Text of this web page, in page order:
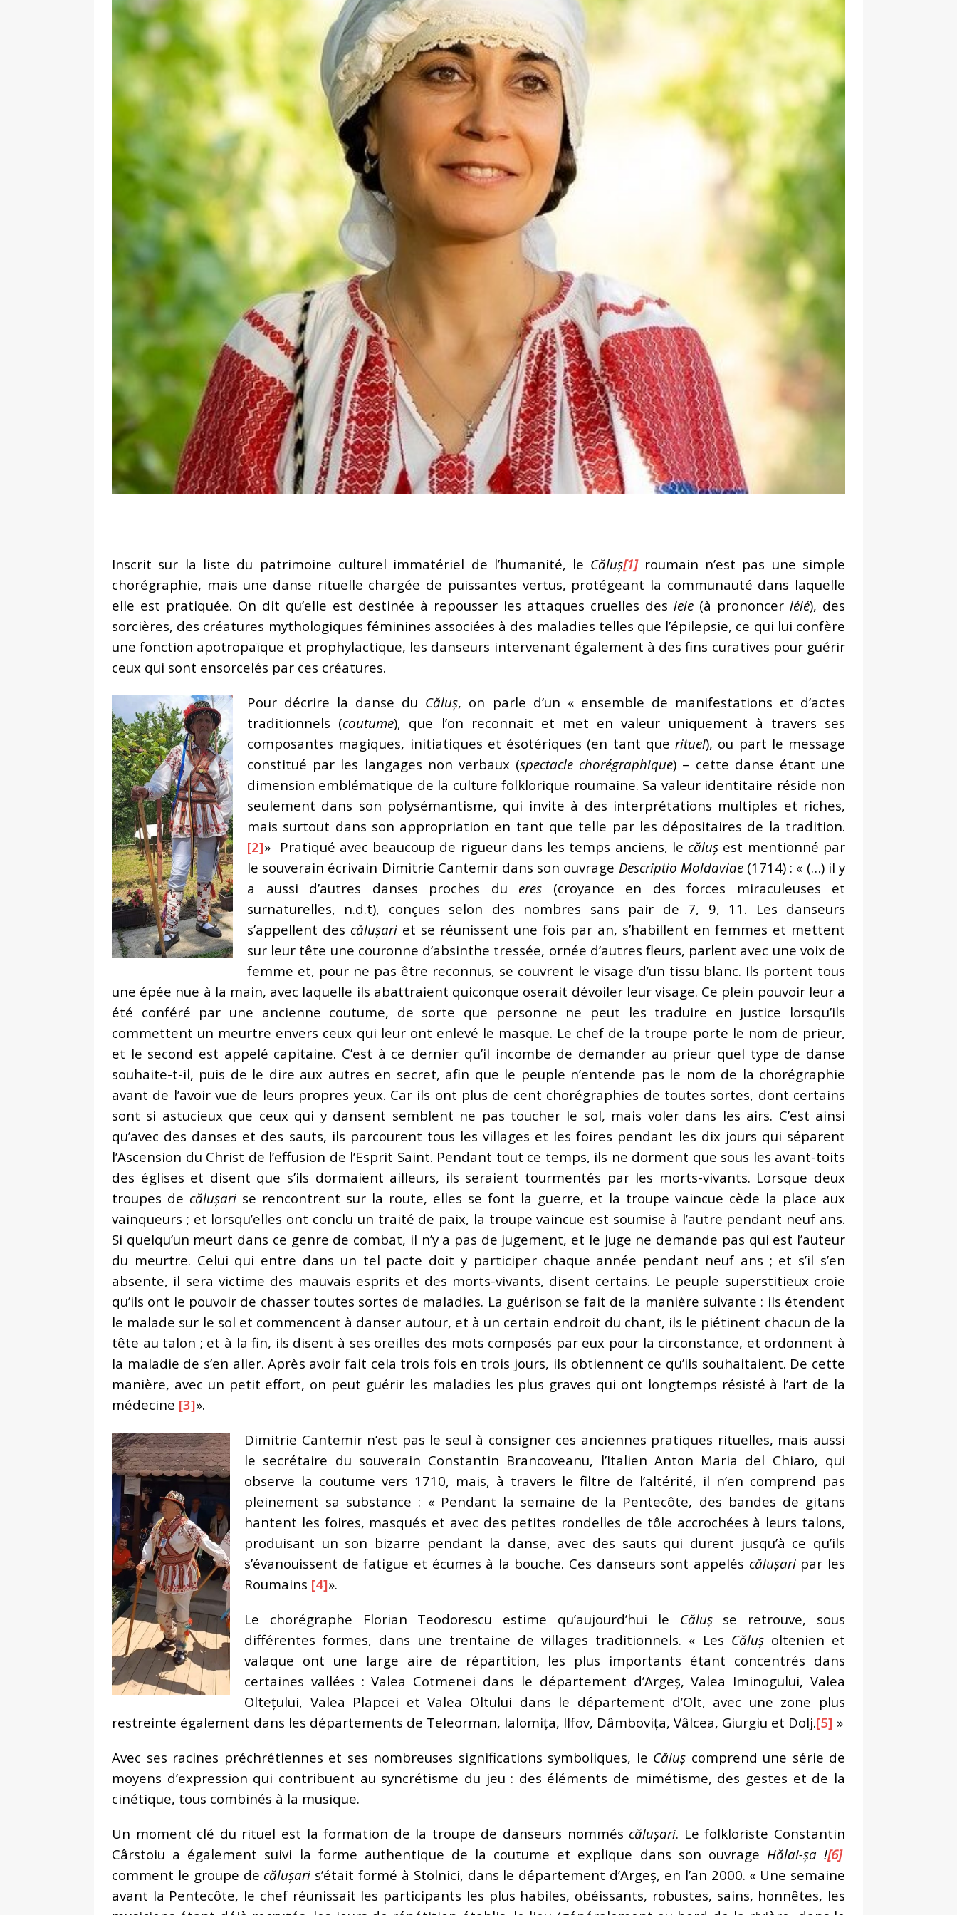
L’Harmattan
[ 8 janvier 2026 ]
Interview. Pascal Louvrier : Malraux est là où il faut être quand la liberté l’exige
face aux dictatures
FEATURED
[ 10 novembre 2025 ]
Interview – Adélaïde de Clermont-Tonnerre, Prix Renaudot 2025 : Revisiter
un classique, c’est en réalité le garder vivant
[ 4 août 2026 ] Interview. Sarah Hatimi : Pour moi, le poète accepte de prêter sa voix aux
émotions que les autres ne savent pas nommer
FEATURED
Interview. L’artiste lyrique Otilia Rădulescu İpek : « La Roumanie m’a donné mes
racines. La Turquie m’a offert la possibilité d’accomplir ma vocation d’artiste »
FEATURED
Inscrit sur la liste du patrimoine culturel immatériel de l’humanité, le Căluș[1]roumain n’est pas une simple
chorégraphie, mais une danse rituelle chargée de puissantes vertus, protégeant la communauté dans laquelle
elle est pratiquée. On dit qu’elle est destinée à repousser les attaques cruelles des iele (à prononcer iélé), des
sorcières, des créatures mythologiques féminines associées à des maladies telles que l’épilepsie, ce qui lui confère
une fonction apotropaïque et prophylactique, les danseurs intervenant également à des fins curatives pour guérir
ceux qui sont ensorcelés par ces créatures.
Pour décrire la danse du Căluș, on parle d’un « ensemble de manifestations et d’actes
traditionnels (coutume), que l’on reconnait et met en valeur uniquement à travers ses
composantes magiques, initiatiques et ésotériques (en tant que rituel), ou part le message
constitué par les langages non verbaux (spectacle chorégraphique) – cette danse étant une
dimension emblématique de la culture folklorique roumaine. Sa valeur identitaire réside non
seulement dans son polysémantisme, qui invite à des interprétations multiples et riches,
mais surtout dans son appropriation en tant que telle par les dépositaires de la tradition.
[2]» Pratiqué avec beaucoup de rigueur dans les temps anciens, le căluș est mentionné par
le souverain écrivain Dimitrie Cantemir dans son ouvrage Descriptio Moldaviae(1714) : « (…) il y
a aussi d’autres danses proches du eres (croyance en des forces miraculeuses et
surnaturelles, n.d.t), conçues selon des nombres sans pair de 7, 9, 11. Les danseurs
s’appellent des călușari et se réunissent une fois par an, s’habillent en femmes et mettent
sur leur tête une couronne d’absinthe tressée, ornée d’autres fleurs, parlent avec une voix de
femme et, pour ne pas être reconnus, se couvrent le visage d’un tissu blanc. Ils portent tous
une épée nue à la main, avec laquelle ils abattraient quiconque oserait dévoiler leur visage. Ce plein pouvoir leur a
été conféré par une ancienne coutume, de sorte que personne ne peut les traduire en justice lorsqu’ils
commettent un meurtre envers ceux qui leur ont enlevé le masque. Le chef de la troupe porte le nom de prieur,
et le second est appelé capitaine. C’est à ce dernier qu’il incombe de demander au prieur quel type de danse
souhaite-t-il, puis de le dire aux autres en secret, afin que le peuple n’entende pas le nom de la chorégraphie
avant de l’avoir vue de leurs propres yeux. Car ils ont plus de cent chorégraphies de toutes sortes, dont certains
sont si astucieux que ceux qui y dansent semblent ne pas toucher le sol, mais voler dans les airs. C’est ainsi
qu’avec des danses et des sauts, ils parcourent tous les villages et les foires pendant les dix jours qui séparent
l’Ascension du Christ de l’effusion de l’Esprit Saint. Pendant tout ce temps, ils ne dorment que sous les avant-toits
des églises et disent que s’ils dormaient ailleurs, ils seraient tourmentés par les morts-vivants. Lorsque deux
troupes de călușari se rencontrent sur la route, elles se font la guerre, et la troupe vaincue cède la place aux
vainqueurs ; et lorsqu’elles ont conclu un traité de paix, la troupe vaincue est soumise à l’autre pendant neuf ans.
Si quelqu’un meurt dans ce genre de combat, il n’y a pas de jugement, et le juge ne demande pas qui est l’auteur
du meurtre. Celui qui entre dans un tel pacte doit y participer chaque année pendant neuf ans ; et s’il s’en
absente, il sera victime des mauvais esprits et des morts-vivants, disent certains. Le peuple superstitieux croie
qu’ils ont le pouvoir de chasser toutes sortes de maladies. La guérison se fait de la manière suivante : ils étendent
le malade sur le sol et commencent à danser autour, et à un certain endroit du chant, ils le piétinent chacun de la
tête au talon ; et à la fin, ils disent à ses oreilles des mots composés par eux pour la circonstance, et ordonnent à
la maladie de s’en aller. Après avoir fait cela trois fois en trois jours, ils obtiennent ce qu’ils souhaitaient. De cette
manière, avec un petit effort, on peut guérir les maladies les plus graves qui ont longtemps résisté à l’art de la
médecine [3]».
Dimitrie Cantemir n’est pas le seul à consigner ces anciennes pratiques rituelles, mais aussi
le secrétaire du souverain Constantin Brancoveanu, l’Italien Anton Maria del Chiaro, qui
observe la coutume vers 1710, mais, à travers le filtre de l’altérité, il n’en comprend pas
pleinement sa substance : « Pendant la semaine de la Pentecôte, des bandes de gitans
hantent les foires, masqués et avec des petites rondelles de tôle accrochées à leurs talons,
produisant un son bizarre pendant la danse, avec des sauts qui durent jusqu’à ce qu’ils
s’évanouissent de fatigue et écumes à la bouche. Ces danseurs sont appelés călușaripar les
Roumains [4]».
Le chorégraphe Florian Teodorescu estime qu’aujourd’hui le Călușse retrouve, sous
différentes formes, dans une trentaine de villages traditionnels. « Les Călușoltenien et
valaque ont une large aire de répartition, les plus importants étant concentrés dans
certaines vallées : Valea Cotmenei dans le département d’Argeș, Valea Iminogului, Valea
Oltețului, Valea Plapcei et Valea Oltului dans le département d’Olt, avec une zone plus
restreinte également dans les départements de Teleorman, Ialomița, Ilfov, Dâmbovița, Vâlcea, Giurgiu et Dolj.[5] »
Avec ses racines préchrétiennes et ses nombreuses significations symboliques, le Căluș comprend une série de
moyens d’expression qui contribuent au syncrétisme du jeu : des éléments de mimétisme, des gestes et de la
cinétique, tous combinés à la musique.
Un moment clé du rituel est la formation de la troupe de danseurs nommés călușari. Le folkloriste Constantin
Cârstoiu a également suivi la forme authentique de la coutume et explique dans son ouvrage Hălai-șa ![6]
comment le groupe de călușari s’était formé à Stolnici, dans le département d’Argeș, en l’an 2000. « Une semaine
avant la Pentecôte, le chef réunissait les participants les plus habiles, obéissants, robustes, sains, honnêtes, les